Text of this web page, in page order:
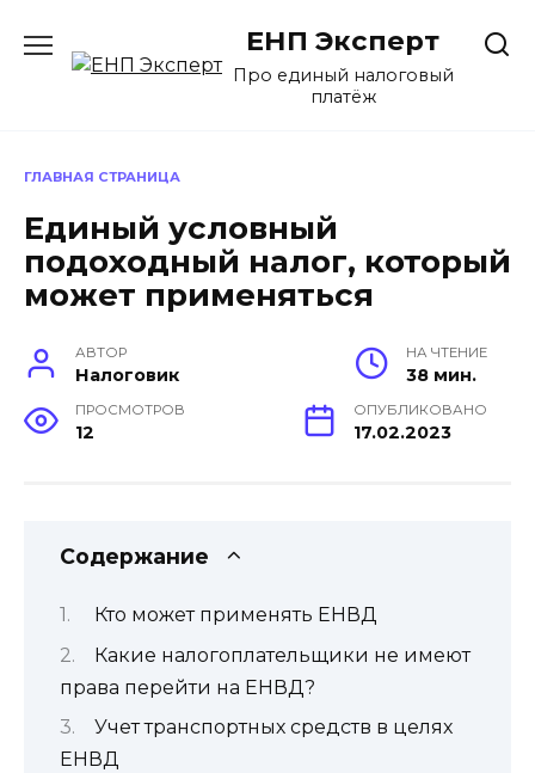
содержанию
ЕНП Эксперт
Про единый налоговый
платёж
ГЛАВНАЯ СТРАНИЦА
Единый условный
подоходный налог, который
может применяться
АВТОР
Налоговик
НА ЧТЕНИЕ
38 мин.
ПРОСМОТРОВ
12
ОПУБЛИКОВАНО
17.02.2023
Содержание
Кто может применять ЕНВД
Какие налогоплательщики не имеют
права перейти на ЕНВД?
Учет транспортных средств в целях
ЕНВД